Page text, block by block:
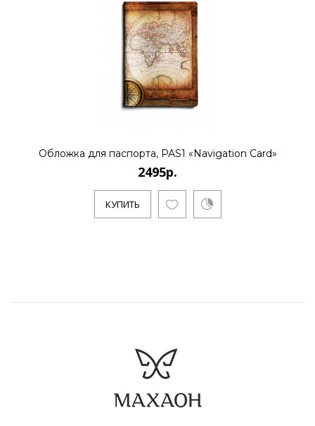
Обложка для паспорта, PAS1 «Navigation Card»
2495р.
КУПИТЬ